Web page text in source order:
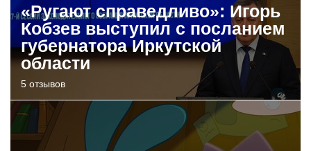
«Ругают справедливо»: Игорь
Кобзев выступил с посланием
губернатора Иркутской
области
5 отзывов